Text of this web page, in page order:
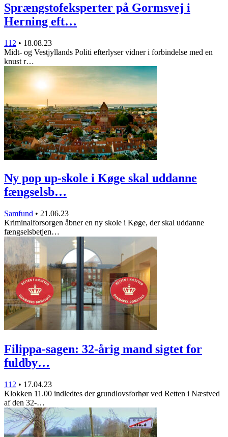
Sprængstofeksperter på Gormsvej i
Herning eft…
112 • 18.08.23
Midt- og Vestjyllands Politi efterlyser vidner i forbindelse med en
knust r…
Ny pop up-skole i Køge skal uddanne
fængselsb…
Samfund • 21.06.23
Kriminalforsorgen åbner en ny skole i Køge, der skal uddanne
fængselsbetjen…
Filippa-sagen: 32-årig mand sigtet for
fuldby…
112 • 17.04.23
Klokken 11.00 indledtes der grundlovsforhør ved Retten i Næstved
af den 32-…